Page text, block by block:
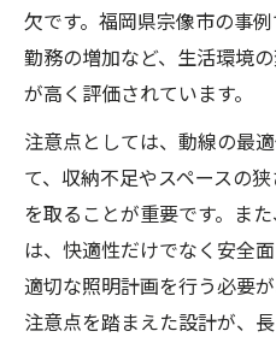
欠です。福岡県宗像市の事
勤務の増加など、生活環境
が高く評価されています。
注意点としては、動線の最
て、収納不足やスペースの
を取ることが重要です。ま
は、快適性だけでなく安全
適切な照明計画を行う必要
注意点を踏まえた設計が、